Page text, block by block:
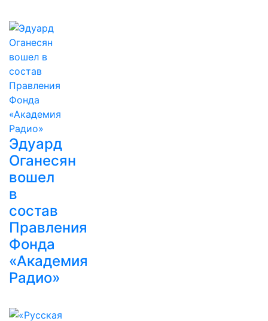
Эдуард
Оганесян
вошел
в
состав
Правления
Фонда
«Академия
Радио»